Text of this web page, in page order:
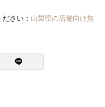
さい： 山梨県の店舗向け無